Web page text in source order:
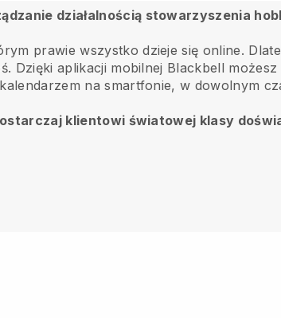
działalnością stowarzyszenia
prawie wszystko dzieje się online.
Dzięki aplikacji mobilnej Blackbell
na smartfonie, w dowolnym
klientowi światowej klasy